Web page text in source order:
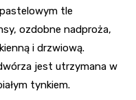
tle
ozdobne nadproża,
i drzwiową.
jest utrzymana w
tynkiem.